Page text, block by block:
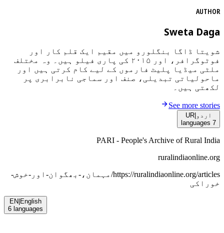
AUTHOR
Sweta Daga
شویتا ڈاگا بنگلورو میں مقیم ایک قلم کار اور
فوٹوگرافر، اور ۲۰۱۵ کی پاری فیلو ہیں۔ وہ مختلف
ملٹی میڈیا پلیٹ فارموں کے لیے کام کرتی ہیں اور
ماحولیاتی تبدیلی، صنف اور سماجی نابرابری پر
لکھتی ہیں۔
See more stories
اردو |
UR
7
languages
PARI - People's Archive of Rural India
ruralindiaonline.org
https://ruralindiaonline.org/articles/ مہمان،-بھگوان-اور-خوش-
خوراکی
EN English
6 languages